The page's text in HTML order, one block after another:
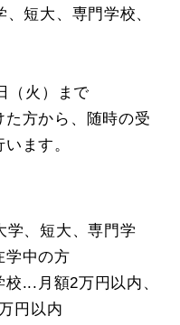
短大、専門学校、
（火）まで
方から、随時の受
ます。
学、短大、専門学
学中の方
...月額2万円以内、
円以内